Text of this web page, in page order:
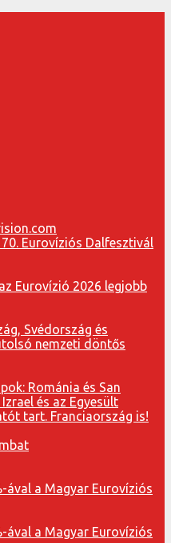
Eurovíziós Dalfesztivál
Eurovízió 2026 legjobb
Svédország és
nemzeti döntős
Románia és San
és az Egyesült
tart. Franciaország is!
ával a Magyar Eurovíziós
ával a Magyar Eurovíziós